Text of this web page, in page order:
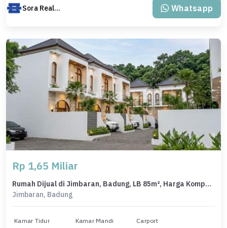
Sora Realty Bali Whatsapp
Rp 1,65 Miliar
Rumah Dijual di Jimbaran, Badung, LB 85m², Harga Kompetitif!
Jimbaran, Badung
Kamar Tidur Kamar Mandi Carport